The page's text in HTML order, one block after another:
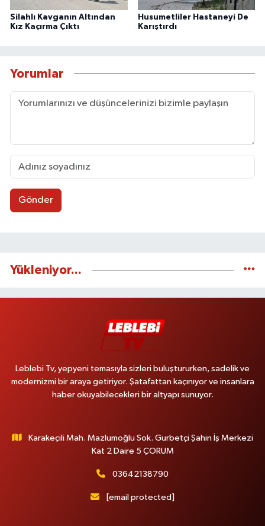
Silahlı Kavganın Altından
Kız Kaçırma Çıktı
Husumetliler Hastaneyi De
Karıştırdı
Yorumlar
Gönder
Yükleniyor...
Leblebi Tv, yepyeni temasıyla sizleri buluştururken, sadelik ve
modernizmi bir araya getiriyor. Şatafattan kaçınıyor ve insanlara
haber okuyabilecekleri bir altyapı sunuyor.
Karakeçili Mah. Mazlumoğlu Sok. Gurbetçi Şahin İş Merkezi
Kat 2 Daire 5 ÇORUM
03642138790
[email protected]